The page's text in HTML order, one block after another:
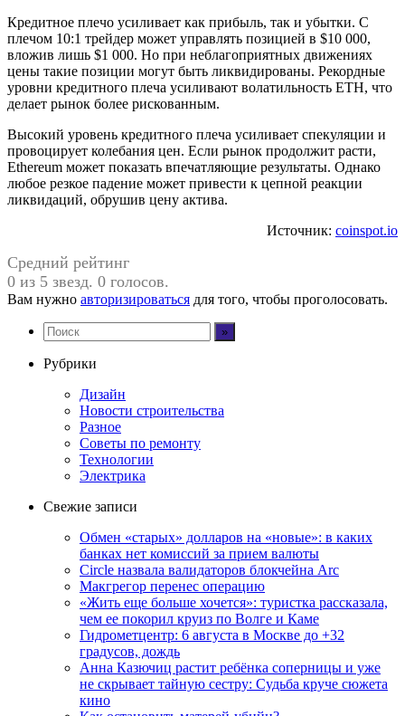
Кредитное плечо усиливает как прибыль, так и убытки. С
плечом 10:1 трейдер может управлять позицией в $10 000,
вложив лишь $1 000. Но при неблагоприятных движениях
цены такие позиции могут быть ликвидированы. Рекордные
уровни кредитного плеча усиливают волатильность ETH, что
делает рынок более рискованным.
Высокий уровень кредитного плеча усиливает спекуляции и
провоцирует колебания цен. Если рынок продолжит расти,
Ethereum может показать впечатляющие результаты. Однако
любое резкое падение может привести к цепной реакции
ликвидаций, обрушив цену актива.
Источник: coinspot.io
Средний рейтинг
0 из 5 звезд. 0 голосов.
Вам нужно авторизироваться для того, чтобы проголосовать.
Рубрики
Дизайн
Новости строительства
Разное
Советы по ремонту
Технологии
Электрика
Свежие записи
Обмен «старых» долларов на «новые»: в каких
банках нет комиссий за прием валюты
Circle назвала валидаторов блокчейна Arc
Макгрегор перенес операцию
«Жить еще больше хочется»: туристка рассказала,
чем ее покорил круиз по Волге и Каме
Гидрометцентр: 6 августа в Москве до +32
градусов, дождь
Анна Казючиц растит ребёнка соперницы и уже
не скрывает тайную сестру: Судьба круче сюжета
кино